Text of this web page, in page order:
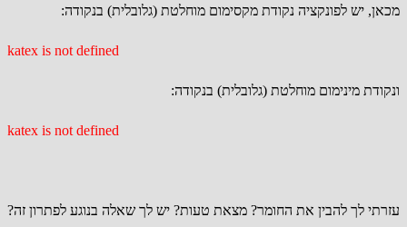
מכאן, יש לפונקציה נקודת מקסימום מוחלטת (גלובלית) בנקודה:
katex is not defined
ונקודת מינימום מוחלטת (גלובלית) בנקודה:
katex is not defined
עזרתי לך להבין את החומר? מצאת טעות? יש לך שאלה בנוגע לפתרון זה?